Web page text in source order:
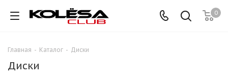
0
Главная - Каталог - Диски
Диски